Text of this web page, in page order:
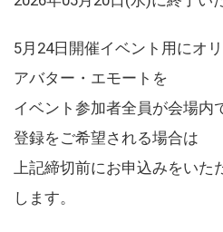
5月24日開催イベント用にオ
アバター・エモートを
イベント参加者全員が会場内
登録をご希望される場合は
上記締切前にお申込みをい
します。